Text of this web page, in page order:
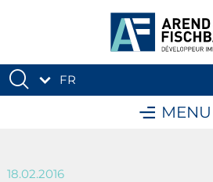
FR
MENU
18.02.2016